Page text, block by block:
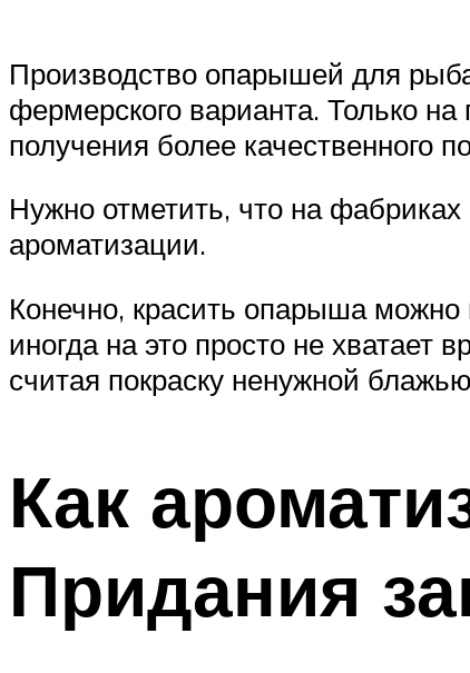
Производство опарышей для
фермерского варианта. Только
получения более качественного
Нужно отметить, что на
ароматизации.
Конечно, красить опарыша можно
иногда на это просто не хватает
считая покраску ненужной
Как
Придания